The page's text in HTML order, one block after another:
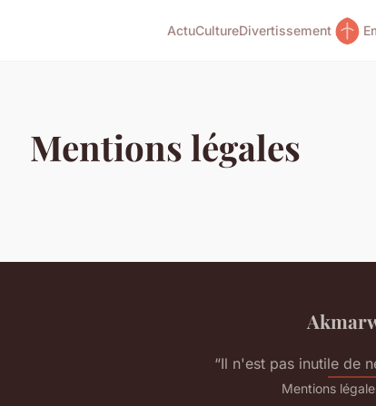
ActuCultureDivertissement
Mentions légales
“Il n'est pas inutile de
Mentions